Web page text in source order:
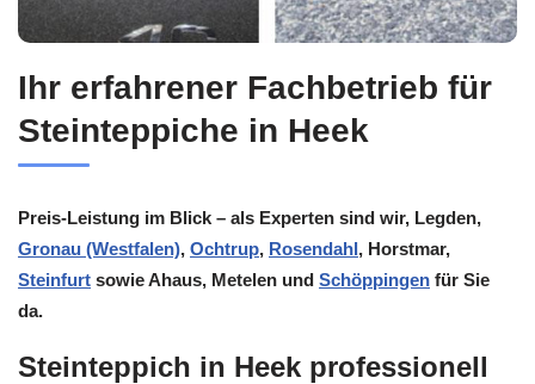
Ihr erfahrener Fachbetrieb für
Steinteppiche in Heek
Preis-Leistung im Blick – als Experten sind wir, Legden,
Gronau (Westfalen), Ochtrup, Rosendahl, Horstmar,
Steinfurt sowie Ahaus, Metelen und Schöppingen für Sie
da.
Steinteppich in Heek professionell